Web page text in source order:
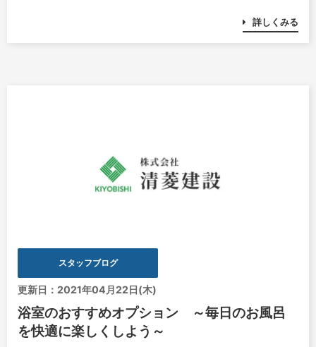
詳しくみる
スタッフブログ
更新日：2021年04月22日(木)
浴室のおすすめオプション ～毎日のお風呂
を快適に楽しくしよう～